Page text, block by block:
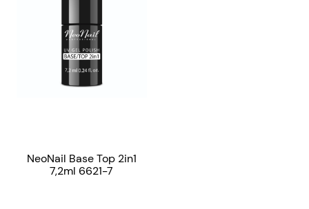
NeoNail Base Top 2in1
7,2ml 6621-7